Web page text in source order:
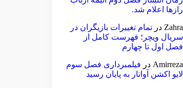
رازها اعلام شد.
Zahra در تمام تغییرات بازیگران در
سریال ویچر؛ فهرست کامل از
فصل اول تا چهارم
Amirreza در فیلمبرداری فصل سوم
لایو اکشن آواتار به پایان رسید